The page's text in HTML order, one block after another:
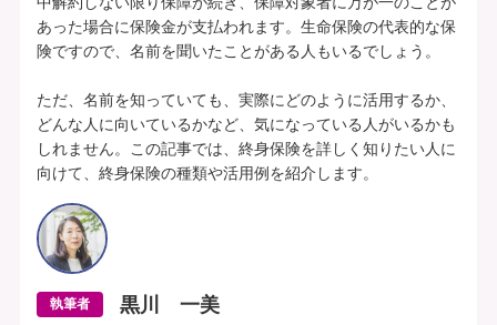
あった場合に保険金が支払われます。生命保険の代表的な保
険ですので、名前を聞いたことがある人もいるでしょう。
ただ、名前を知っていても、実際にどのように活用するか、
どんな人に向いているかなど、気になっている人がいるかも
しれません。この記事では、終身保険を詳しく知りたい人に
執筆者 黒川 一美